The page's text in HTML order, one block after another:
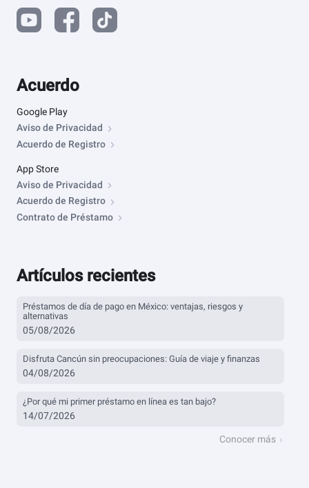
Acuerdo
Google Play
Aviso de Privacidad
Acuerdo de Registro
App Store
Aviso de Privacidad
Acuerdo de Registro
Contrato de Préstamo
Artículos recientes
Préstamos de día de pago en México: ventajas, riesgos y
alternativas
05/08/2026
Disfruta Cancún sin preocupaciones: Guía de viaje y finanzas
04/08/2026
¿Por qué mi primer préstamo en línea es tan bajo?
14/07/2026
Conocer más